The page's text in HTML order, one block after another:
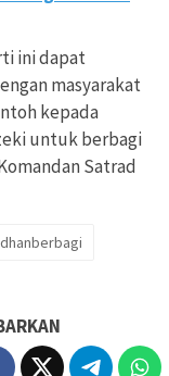
ini dapat
masyarakat
kepada
untuk berbagi
Satrad